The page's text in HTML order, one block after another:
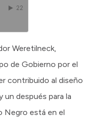
Weretilneck,
de Gobierno por el
contribuido al diseño
un después para la
Negro está en el